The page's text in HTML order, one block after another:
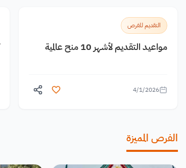
التقديم للفرص
مواعيد التقديم لأشهر 10 منح عالمية
4/1/2026
الفرص المميزة